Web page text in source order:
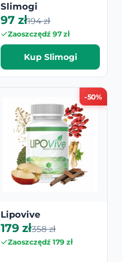
Slimogi
97 zł194 zł
Zaoszczędź 97 zł
Kup Slimogi
-50%
Lipovive
179 zł358 zł
Zaoszczędź 179 zł